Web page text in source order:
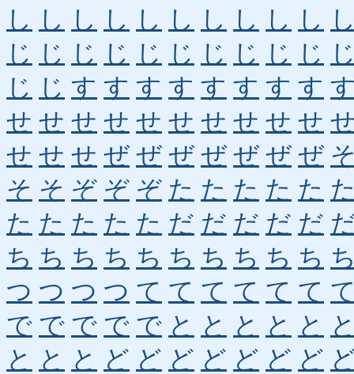
し し し し し し し し し し
じ じ じ じ じ じ じ じ じ じ
じ じ す す す す す す す す
せ せ せ せ せ せ せ せ せ せ
せ せ せ ぜ ぜ ぜ ぜ ぜ ぜ ぜ
そ そ ぞ ぞ ぞ た た た た た
た た た た た だ だ だ だ だ
ち ち ち ち ち ち ち ち ち ち
つ つ つ つ て て て て て て
で で で で で と と と と と
と と と ど ど ど ど ど ど ど